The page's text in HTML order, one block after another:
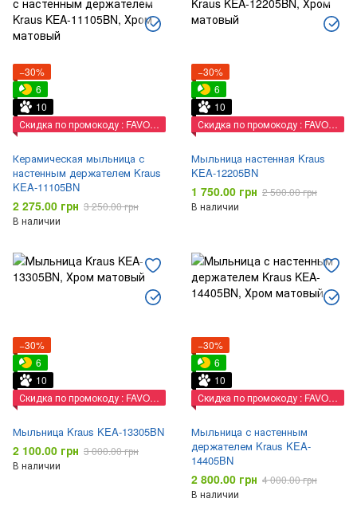
Мультибоксы
Сушилки для рук
Дезинфекторы
Скребки
Корзины для белья
Коврики
−30%
6
10
Скидка по промокоду : FAVORIT
Керамическая мыльница с
настенным держателем Kraus
KEA-11105BN
2 275.00 грн 3 250.00 грн
В наличии
−30%
6
10
Скидка по промокоду : FAVORIT
Мыльница настенная Kraus
KEA-12205BN
1 750.00 грн 2 500.00 грн
В наличии
−30%
6
10
Скидка по промокоду : FAVORIT
Мыльница Kraus KEA-13305BN
2 100.00 грн 3 000.00 грн
В наличии
−30%
6
10
Скидка по промокоду : FAVORIT
Мыльница с настенным
держателем Kraus KEA-
14405BN
2 800.00 грн 4 000.00 грн
В наличии